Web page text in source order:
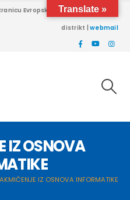
Evropskog univerziteta Brčko
distrikt |webmail
IZ OSNOVA
IZ OSNOVA INFORMATIKE
Translate »